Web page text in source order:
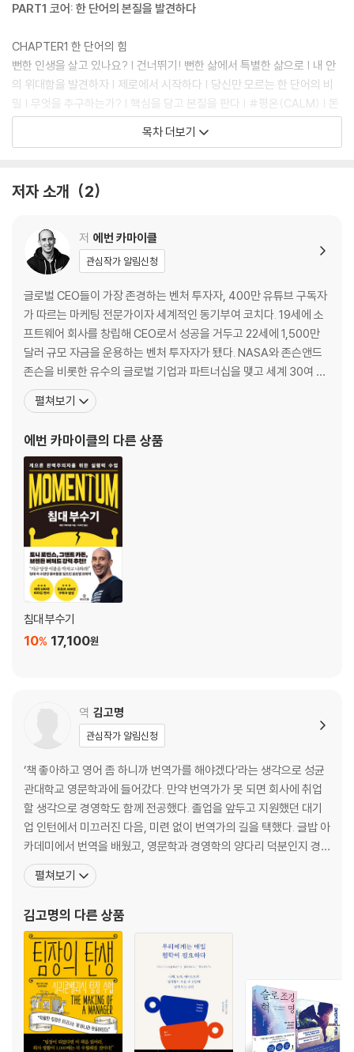
PART1 코어: 한 단어의 본질을 발견하다
CHAPTER1 한 단어의 힘
뻔한 인생을 살고 있나요? | 건너뛰기! 뻔한 삶에서 특별한 삶으로 | 내 안
의 위대함을 발견하자 | 제로에서 시작하다 | 당신만 모르는 한 단어의 비
밀 | 무엇을 추구하는가? | 핵심을 담고 본질을 판다 | #평온(CALM) | 돈
을 버는 비결 | 세상에 족적을 남기는 사람의 비밀 | 성공에는 단서가 남는
너 자신을 알라고? | 나의 #믿는다(BELIEVE) 이야기 | 트리거 ‘스티브 잡
시다 | 눈을 뜨다, 내 삶의 주인으로 | 결정이 쉬워지다 | 의욕을 충전하다 |
올라타라! 입소문에 | 사람들이 알아서 퍼뜨리는 한 단어가 있다 | 루이스
트라한, #기쁨(DELIGHT)을 주는 사람 | 제시카 알바, #정직(HONES
T)하게 팝니다 | 크리스토퍼 개비건, #정직한 사람이 팝니다
CHAPTER3 당신의 한 단어를 찾는 법
나만의 한 단어 찾기, 스타트! | 나를 행복하게 하는 것은 무엇인가? | 50
만 달러가 된 한 단어 #가족(FAMILY) | ‘나의 행복’을 한 단어로 정의한다
면? | 100만 달러가 된 한 단어 #비범한 길(EXTRAORDINARY WAY) |
내가 진짜로 원하는 게 뭘까? | 일단, 내가 싫어하는 건 뭐지? | 500만 달
이 건네주신 한 단어 | 10억 달러가 된 한 단어 #공감(EMPATHY) | 사람
들이 가장 많이 택한 한 단어는? | 과정에 머무르는 단어와 목적지에 이르
는 한 단어 | 이 단어가 ‘진짜’ 나인가? | 놀라운 사업 아이템이 된 한 단어
#경이로운(AWESOME) | 나를 가두는 네 개의 말 | “너무 대담해” | 수백
만 달러를 벌어들인 한 단어 #사랑(LOVE) | “어떻게 생각해?” | 매출을
비약적으로 상승시킨 한 단어 #판타지 (FANTASY) | “이미 딴 사람이 하
고 있잖아” | 단순할수록 더 많이 담긴다 | “너무 단순해” | 한 단어 종결자,
윈스턴 처칠
PART2 캠페인: 한 단어의 영향력을 확장하다
를 결정한다 | 한 단어는 의욕을 먹고 자란다 | 열정에 기름을 붓는 한 단어
CHAPTER5 영향력을 극대화, 한 단어 캠페인
한 단어로 마인드셋 | 강력한 메시지와 메시지 전달자들 | 메시지를 궤도에
올릴 추진력 | 인싸가 되고 싶다면 자신을 드러내라 | 나는 이렇게 네임드
가 되었다 | 스토리가 담긴 한 단어의 힘 | 100단어로 된 한 단어 | 평범한
팔로어가 광적인 팬덤으로 | #빌리브팀의 탄생 | 이름을 부여하라, 팬덤을
하나로 묶을 것이다 | 그들을 인정하라, 불편한 불평이 사라질 것이다 | 한
곳에 결집시켜라, 긍정의 기운이 무한 확장한다 | 한 단어의 상징, 의례와
제스처 | BTA! 믿는 사람은 행동한다 | 이름에 대한 잘못된 조언들 | 한 단
어떻게 한 단어를 만들었나 | 한 단어의 적 | #믿는다도 천적이 있었다 | 꿈
분쇄기 해리와의 만남 | 적에게도 걸맞은 이름을 부여하라, #쪼그만놈 |
골리앗을 가라앉힌 캠페인의 힘 | 꽂히는 로고, 먹히는 상징물 | 있는 그대
로, 심플한 게 좋다 | 돕고 싶다는 그 마음 그대로 보여준다 | 가장 완벽한
로고의 탄생 | 상징물에게 색채는 날개가 된다 | 한 단어가 몸이라면 서체
는 옷이다 | 강렬한 임팩트를 주는 서체 | 구글 로고는 얼마짜리일까? | 느
낌을 담아라, 느낌대로 간다 | 하나하나 모든 것에 상징을 담는다 | 하나의
목차 더보기
저자 소개 2
저 에번 카마이클
관심작가 알림신청
글로벌 CEO들이 가장 존경하는 벤처 투자자, 400만 유튜브 구독자
가 따르는 마케팅 전문가이자 세계적인 동기부여 코치다. 19세에 소
프트웨어 회사를 창립해 CEO로서 성공을 거두고 22세에 1,500만
달러 규모 자금을 운용하는 벤처 투자자가 됐다. NASA와 존슨앤드
존슨을 비롯한 유수의 글로벌 기업과 파트너십을 맺고 세계 30여 개
국에서 사업을 영위했다. 신생 기업가에게 용기와 영감을 주고자 시
작한 유튜브 채널은 비즈니스 업계에서 화제를 모아 오늘날 400만
이너척, 브렌든 버처드, 멜 로빈스
펼쳐보기
에번 카마이클의 다른 상품
침대 부수기
17,100원
10%
역 김고명
관심작가 알림신청
‘책 좋아하고 영어 좀 하니까 번역가를 해야겠다’라는 생각으로 성균
관대학교 영문학과에 들어갔다. 만약 번역가가 못 되면 회사에 취업
할 생각으로 경영학도 함께 전공했다. 졸업을 앞두고 지원했던 대기
업 인턴에서 미끄러진 다음, 미련 없이 번역가의 길을 택했다. 글밥 아
카데미에서 번역을 배웠고, 영문학과 경영학의 양다리 덕분인지 경
제경영서 번역 의뢰를 가장 먼저 받았다. 내친김에 성균관대학교 번
역대학원에 들어가서 공부를 더 했다. 현재 바른번역 소속으로 활동
하는 번역을 추구한다.《좋아하는 일을 끝까지 해보고 싶습니다
펼쳐보기
김고명의 다른 상품